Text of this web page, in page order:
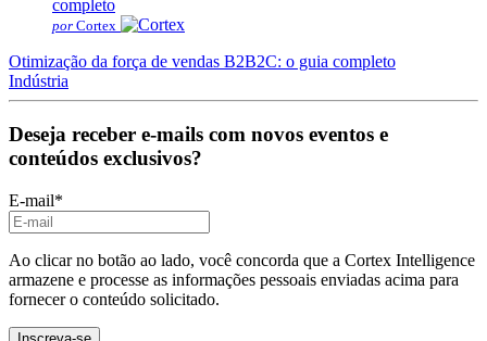
por Cortex
Otimização da força de vendas B2B2C: o guia completo
Indústria
Deseja receber e-mails com novos eventos e
conteúdos exclusivos?
E-mail*
Ao clicar no botão ao lado, você concorda que a Cortex Intelligence
armazene e processe as informações pessoais enviadas acima para
fornecer o conteúdo solicitado.